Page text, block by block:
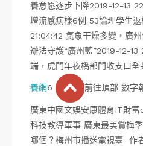
養意愿逐步下降2019-12-13
增流感病樣6例 53論理學生返
21:04:42 氣象干燥多變，廣
辦法守護“廣州藍”2019-12-
端，虎門年夜橋部門收支口
養網6 前往頂部 數字
廣東中國文娛安康體育IT財
科技教導軍事 廣東最美賞梅
哪個？梅州市播送電視臺 作